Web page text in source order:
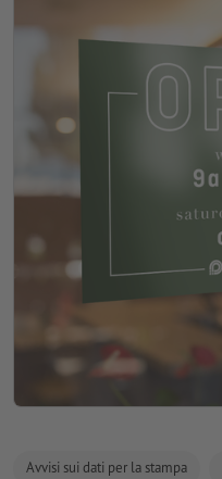
Avvisi sui dati per la stampa